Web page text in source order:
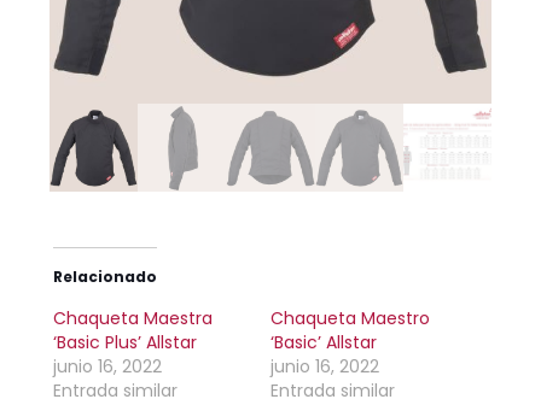
Relacionado
Chaqueta Maestra
‘Basic Plus’ Allstar
junio 16, 2022
Entrada similar
Chaqueta Maestro
‘Basic’ Allstar
junio 16, 2022
Entrada similar